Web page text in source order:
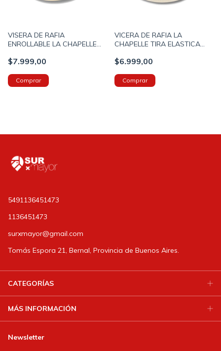
VISERA DE RAFIA
ENROLLABLE LA CHAPELLE
(34UM4626B)
$7.999,00
VICERA DE RAFIA LA
CHAPELLE TIRA ELASTICA
(12UO7465B)
$6.999,00
5491136451473
1136451473
surxmayor@gmail.com
Tomás Espora 21, Bernal, Provincia de Buenos Aires.
CATEGORÍAS
MÁS INFORMACIÓN
Newsletter